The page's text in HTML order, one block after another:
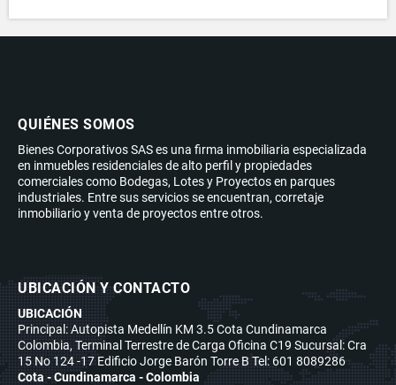
QUIÉNES SOMOS
Bienes Corporativos SAS es una firma inmobiliaria especializada
en inmuebles residenciales de alto perfil y propiedades
comerciales como Bodegas, Lotes y Proyectos en parques
industriales. Entre sus servicios se encuentran, corretaje
inmobiliario y venta de proyectos entre otros.
UBICACIÓN Y CONTACTO
UBICACIÓN
Principal: Autopista Medellín KM 3.5 Cota Cundinamarca
Colombia, Terminal Terrestre de Carga Oficina C19 Sucursal: Cra
15 No 124 -17 Edificio Jorge Barón Torre B Tel: 601 8089286
Cota - Cundinamarca - Colombia